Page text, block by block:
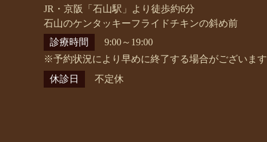
JR・京阪「石山駅」より徒歩約6分
石山のケンタッキーフライドチキンの斜め前
診療時間
9:00～19:00
※予約状況により早めに終了する場合がございます
休診日
不定休